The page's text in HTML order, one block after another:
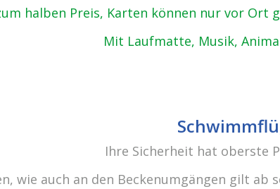
halben Preis, Karten können nur vor
Mit Laufmatte, Musik,
Ihre Sicherheit hat oberste
wie auch an den Beckenumgängen gilt ab